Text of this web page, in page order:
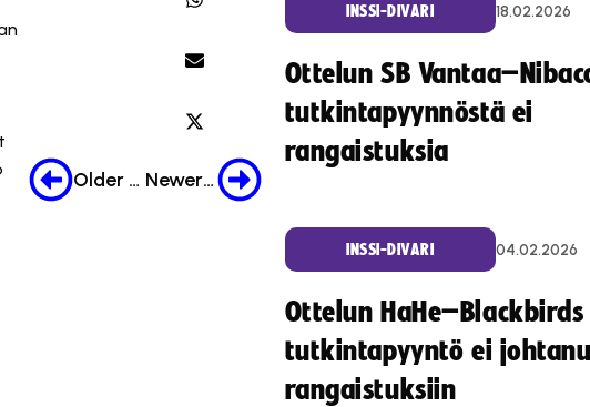
Older Post Newer Post
INSSI-DIVARI 18.02.2026
Ottelun SB
tutkintapyynnöstä ei
rangaistuksia
INSSI-DIVARI 04.02.2026
Ottelun HaHe–Blackbirds
tutkintapyyntö ei
rangaistuksiin